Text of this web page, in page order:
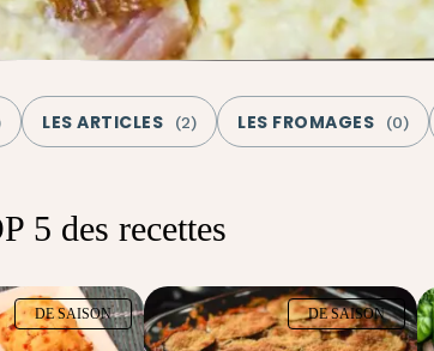
LES ARTICLES (2) LES FROMAGES (0)
5 des recettes
DE SAISON DE SAISON